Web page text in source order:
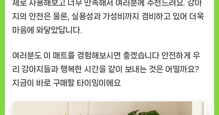
제로 사용해보고 너무 만족해서 여러분께 추천드려요. 강아
지의 안전은 물론, 실용성과 가성비까지 겸비하고 있어 더욱
마음에 와닿았답니다.
여러분도 이 매트를 경험해보시면 좋겠습니다 안전하게 우
리 강아지들과 행복한 시간을 같이 보내는 것은 어떨까요?
지금이 바로 구매할 타이밍이에요